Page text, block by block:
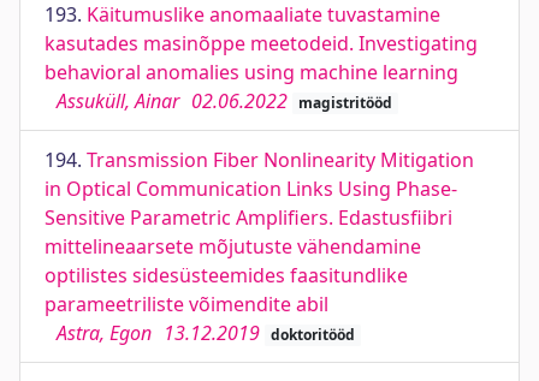
193. Käitumuslike anomaaliate tuvastamine
kasutades masinõppe meetodeid. Investigating
behavioral anomalies using machine learning
Assuküll, Ainar 02.06.2022 magistritööd
194. Transmission Fiber Nonlinearity Mitigation
in Optical Communication Links Using Phase-
Sensitive Parametric Amplifiers. Edastusfiibri
mittelineaarsete mõjutuste vähendamine
optilistes sidesüsteemides faasitundlike
parameetriliste võimendite abil
Astra, Egon 13.12.2019 doktoritööd